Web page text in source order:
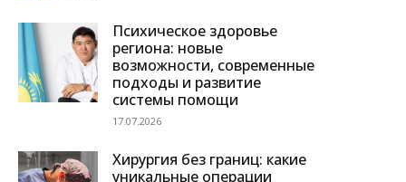
Психическое здоровье
региона: новые
возможности, современные
подходы и развитие
системы помощи
17.07.2026
Хирургия без границ: какие
уникальные операции